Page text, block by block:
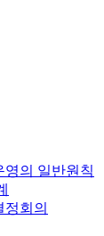
영의 일반원칙
정회의